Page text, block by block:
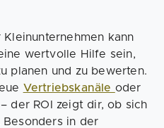
kann
wertvolle Hilfe sein,
planen und zu bewerten.
Vertriebskanäle oder
der ROI zeigt dir, ob sich
in der